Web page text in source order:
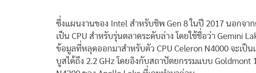
ซึ่งแผนงานของ Intel สำหรับชิพ Gen 8 ในปี 2017 นอกจา
เป็น CPU สำหรับรุ่นตลาดระดับล่าง โดยใช้ชื่อว่า Gemini
ข้อมูลที่หลุดออกมาสำหรับตัว CPU Celeron N4000 จะเป็
บูสได้ถึง 2.2 GHz โดยอิงกับสถาปัตยกรรมแบบ